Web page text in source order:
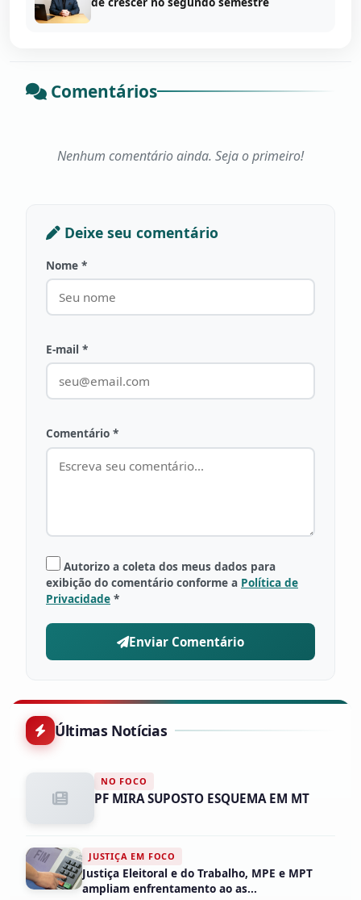
Comentários
Nenhum comentário ainda. Seja o primeiro!
Deixe seu comentário
Nome *
E-mail *
Comentário *
Autorizo a coleta dos meus dados para
exibição do comentário conforme a Política de
Privacidade *
Enviar Comentário
Últimas Notícias
NO FOCO
PF MIRA SUPOSTO ESQUEMA EM MT
JUSTIÇA EM FOCO
Justiça Eleitoral e do Trabalho, MPE e MPT
ampliam enfrentamento ao as...